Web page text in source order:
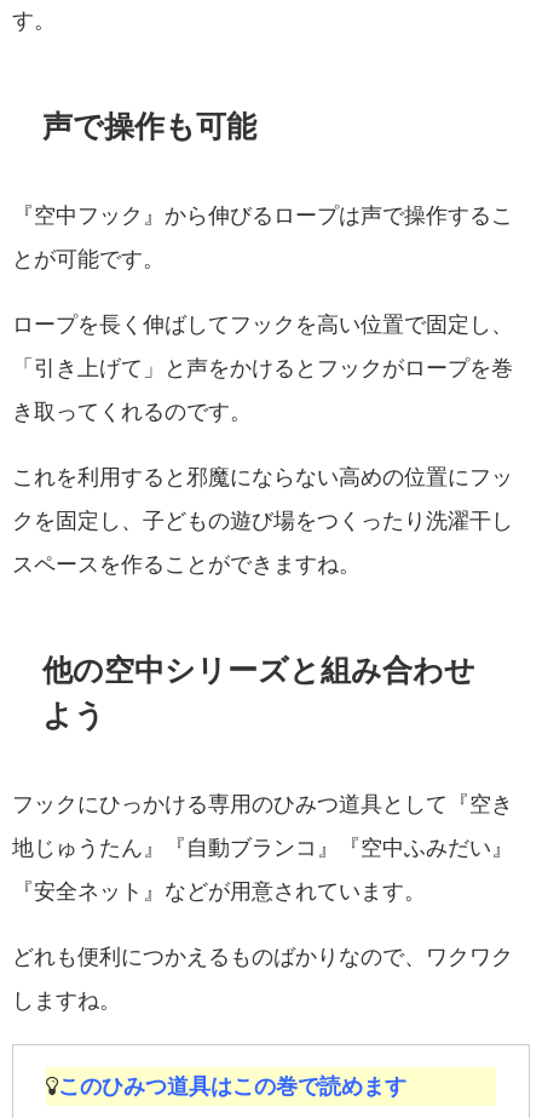
す。
声で操作も可能
『空中フック』から伸びるロープは声で操作するこ
とが可能です。
ロープを長く伸ばしてフックを高い位置で固定し、
「引き上げて」と声をかけるとフックがロープを巻
き取ってくれるのです。
これを利用すると邪魔にならない高めの位置にフッ
クを固定し、子どもの遊び場をつくったり洗濯干し
スペースを作ることができますね。
他の空中シリーズと組み合わせ
よう
フックにひっかける専用のひみつ道具として『空き
地じゅうたん』『自動ブランコ』『空中ふみだい』
『安全ネット』などが用意されています。
どれも便利につかえるものばかりなので、ワクワク
しますね。
このひみつ道具はこの巻で読めます